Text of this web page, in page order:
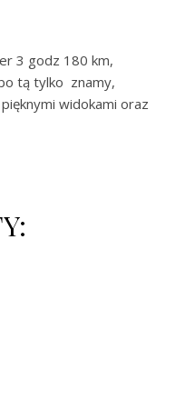
3 godz 180 km,
tą tylko znamy,
widokami oraz